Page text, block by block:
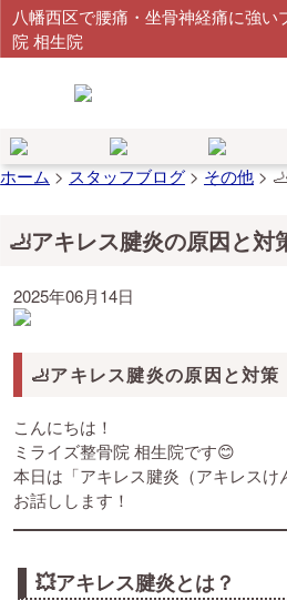
八幡西区で腰痛・坐骨神経痛に強い
院 相生院
ホーム > スタッフブログ> その他 >
🦶アキレス腱炎の原因と対
2025年06月14日
🦶アキレス腱炎の原因と対策
こんにちは！
ミライズ整骨院 相生院です😊
本日は「アキレス腱炎（アキレスけ
お話しします！
💥アキレス腱炎とは？